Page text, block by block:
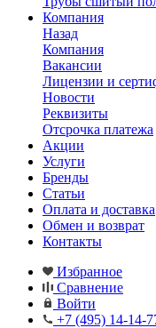
Компания
Назад
Компания
Вакансии
Лицензии и
Новости
Реквизиты
Отсрочка платежа
Акции
Услуги
Бренды
Статьи
Оплата и доставка
Обмен и возврат
Контакты
Избранное
Сравнение
Войти
+7 (495) 14-14-